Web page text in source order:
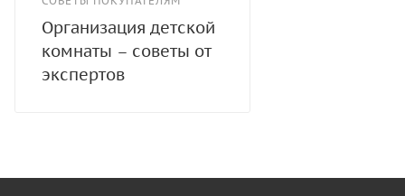
Организация детской
комнаты – советы от
экспертов